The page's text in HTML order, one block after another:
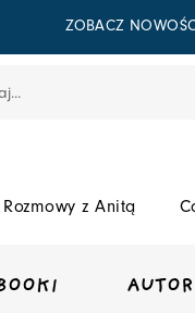
ZOBACZ
Rozmowy z Anitą